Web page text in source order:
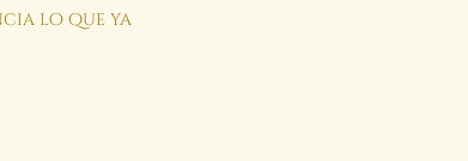
lo que ya